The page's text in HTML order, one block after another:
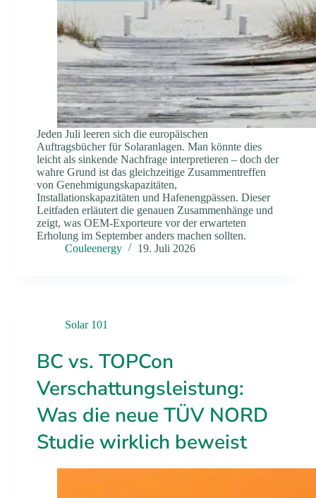
Jeden Juli leeren sich die europäischen
Auftragsbücher für Solaranlagen. Man könnte dies
leicht als sinkende Nachfrage interpretieren – doch der
wahre Grund ist das gleichzeitige Zusammentreffen
von Genehmigungskapazitäten,
Installationskapazitäten und Hafenengpässen. Dieser
Leitfaden erläutert die genauen Zusammenhänge und
zeigt, was OEM-Exporteure vor der erwarteten
Erholung im September anders machen sollten.
Couleenergy
19. Juli 2026
Solar 101
BC vs. TOPCon
Verschattungsleistung:
Was die neue TÜV NORD
Studie wirklich beweist